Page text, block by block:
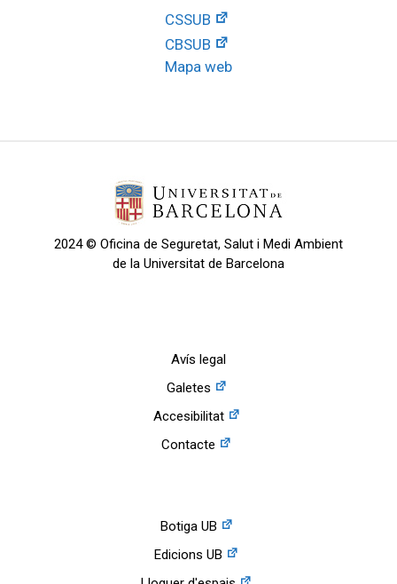
CSSUB
CBSUB
Mapa web
2024 © Oficina de Seguretat, Salut i Medi Ambient
de la Universitat de Barcelona
Avís legal
Galetes
Accesibilitat
Contacte
Botiga UB
Edicions UB